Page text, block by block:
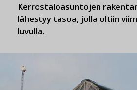
Kerrostaloasuntojen
lähestyy tasoa, jolla oltiin
luvulla.